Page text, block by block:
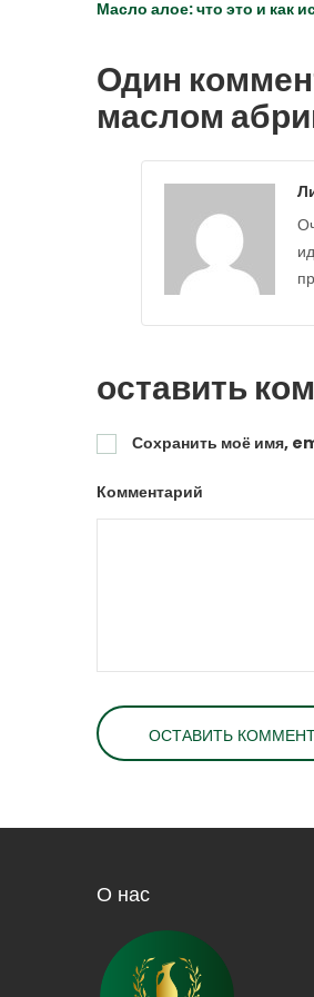
Масло алое: что это и как
Один
маслом
оставить
Сохранить моё имя,
Комментарий
О нас